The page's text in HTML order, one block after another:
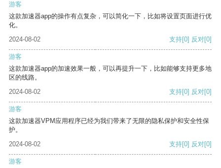
游客
这款加速器app的操作有点复杂，可以简化一下，比如将设置页面进行优
化。
2024-08-02
支持[0] 反对[0]
游客
这款加速器app的加速效果一般，可以再提升一下，比如能够支持更多地
区的线路。
2024-08-02
支持[0] 反对[0]
游客
这款加速器VPM应用程序已经为我们带来了无限的隐私保护和安全性保
护。
2024-08-02
支持[0] 反对[0]
游客